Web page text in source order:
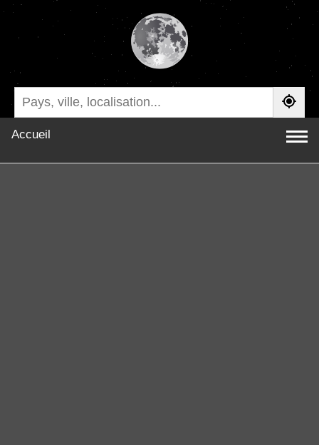
Accueil